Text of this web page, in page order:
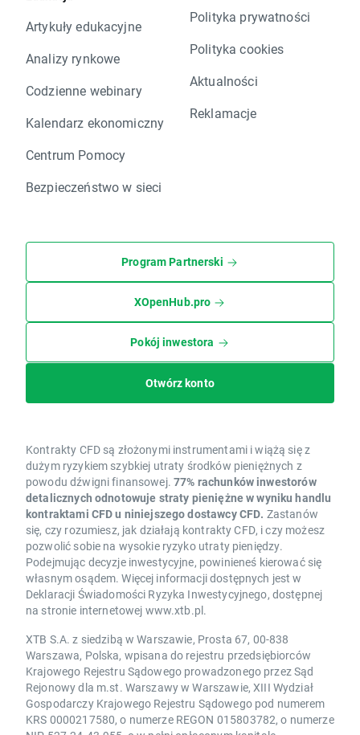
Artykuły edukacyjne
Analizy rynkowe
Codzienne webinary
Kalendarz ekonomiczny
Centrum Pomocy
Bezpieczeństwo w sieci
Polityka prywatności
Polityka cookies
Aktualności
Reklamacje
Program Partnerski
XOpenHub.pro
Pokój inwestora
Otwórz konto
Kontrakty CFD są złożonymi instrumentami i wiążą się z
dużym ryzykiem szybkiej utraty środków pieniężnych z
powodu dźwigni finansowej. 77% rachunków inwestorów
detalicznych odnotowuje straty pieniężne w wyniku handlu
kontraktami CFD u niniejszego dostawcy CFD. Zastanów
się, czy rozumiesz, jak działają kontrakty CFD, i czy możesz
pozwolić sobie na wysokie ryzyko utraty pieniędzy.
Podejmując decyzje inwestycyjne, powinieneś kierować się
własnym osądem. Więcej informacji dostępnych jest w
Deklaracji Świadomości Ryzyka Inwestycyjnego, dostępnej
na stronie internetowej www.xtb.pl.
XTB S.A. z siedzibą w Warszawie, Prosta 67, 00-838
Warszawa, Polska, wpisana do rejestru przedsiębiorców
Krajowego Rejestru Sądowego prowadzonego przez Sąd
Rejonowy dla m.st. Warszawy w Warszawie, XIII Wydział
Gospodarczy Krajowego Rejestru Sądowego pod numerem
KRS 0000217580, o numerze REGON 015803782, o numerze